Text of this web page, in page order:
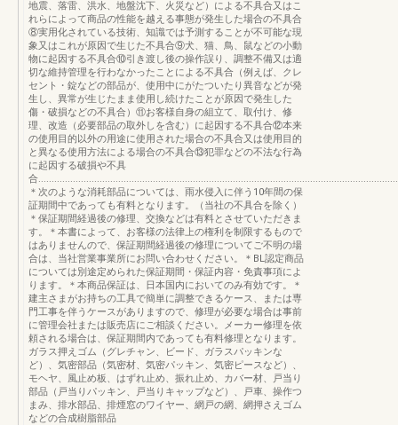
地震、落雷、洪水、地盤沈下、火災など）による不具合又はこ
れらによって商品の性能を越える事態が発生した場合の不具合
⑧実用化されている技術、知識では予測することが不可能な現
象又はこれが原因で生じた不具合⑨犬、猫、鳥、鼠などの小動
物に起因する不具合⑩引き渡し後の操作誤り、調整不備又は適
切な維持管理を行わなかったことによる不具合（例えば、クレ
セント・錠などの部品が、使用中にがたついたり異音などが発
生し、異常が生じたまま使用し続けたことが原因で発生した
傷・破損などの不具合）⑪お客様自身の組立て、取付け、修
理、改造（必要部品の取外しを含む）に起因する不具合⑫本来
の使用目的以外の用途に使用された場合の不具合又は使用目的
と異なる使用方法による場合の不具合⑬犯罪などの不法な行為
に起因する破損や不具
合
＊次のような消耗部品については、雨水侵入に伴う10年間の保
証期間中であっても有料となります。（当社の不具合を除く）
＊保証期間経過後の修理、交換などは有料とさせていただきま
す。＊本書によって、お客様の法律上の権利を制限するもので
はありませんので、保証期間経過後の修理についてご不明の場
合は、当社営業事業所にお問い合わせください。＊BL認定商品
については別途定められた保証期間・保証内容・免責事項によ
ります。＊本商品保証は、日本国内においてのみ有効です。＊
建主さまがお持ちの工具で簡単に調整できるケース、または専
門工事を伴うケースがありますので、修理が必要な場合は事前
に管理会社または販売店にご相談ください。メーカー修理を依
頼される場合は、保証期間内であっても有料修理となります。
ガラス押えゴム（グレチャン、ビード、ガラスパッキンな
ど）、気密部品（気密材、気密パッキン、気密ピースなど）、
モヘヤ、風止め板、はずれ止め、振れ止め、カバー材、戸当り
部品（戸当りパッキン、戸当りキャップなど）、戸車、操作つ
まみ、排水部品、排煙窓のワイヤー、網戸の網、網押さえゴム
などの合成樹脂部品